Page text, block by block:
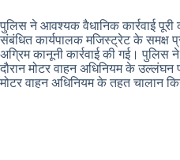
पुलिस ने आवश्यक वैधानिक कार्रवाई
संबंधित कार्यपालक मजिस्ट्रेट के समक्ष
अग्रिम कानूनी कार्रवाई की गई।
दौरान मोटर वाहन अधिनियम के उल्लंघन
मोटर वाहन अधिनियम के तहत चालान